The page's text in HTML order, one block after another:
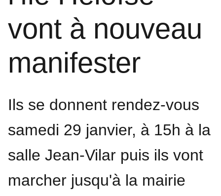
vont à nouveau
manifester
Ils se donnent rendez-vous
samedi 29 janvier, à 15h à la
salle Jean-Vilar puis ils vont
marcher jusqu'à la mairie